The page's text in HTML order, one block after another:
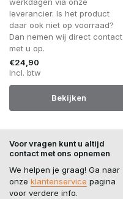
leverancier. Is het product
daar ook niet op voorraad?
Dan nemen wij direct contact
met u op.
€24,90
Incl. btw
Bekijken
Voor vragen kunt u altijd
contact met ons opnemen
We helpen je graag! Ga naar
onze klantenservice pagina
voor verdere info.